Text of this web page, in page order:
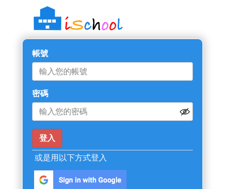
帳號
密碼
或是用以下方式登入